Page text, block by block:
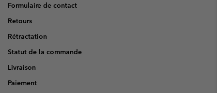
Formulaire de contact
Retours
Rétractation
Statut de la commande
Livraison
Paiement